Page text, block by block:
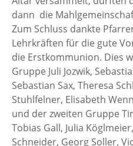
dann die
Zum Schluss dankte
Lehrkräften für die gute
die Erstkommunion. Dies
Gruppe Juli Jozwik,
Sebastian Sax, Theresa
Stuhlfelner, Elisabeth
und der zweiten Gruppe
Tobias Gall, Julia
Schneider, Georg Soller,